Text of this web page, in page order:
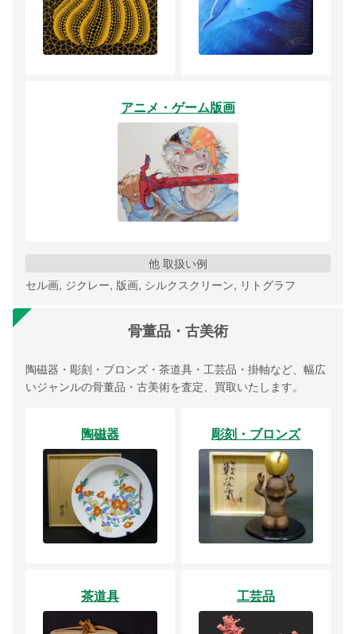
アニメ・ゲーム版画
他 取扱い例
セル画, ジクレー, 版画, シルクスクリーン, リトグラフ
骨董品・古美術
陶磁器・彫刻・ブロンズ・茶道具・工芸品・掛軸など、幅広
いジャンルの骨董品・古美術を査定、買取いたします。
陶磁器 彫刻・ブロンズ
茶道具 工芸品